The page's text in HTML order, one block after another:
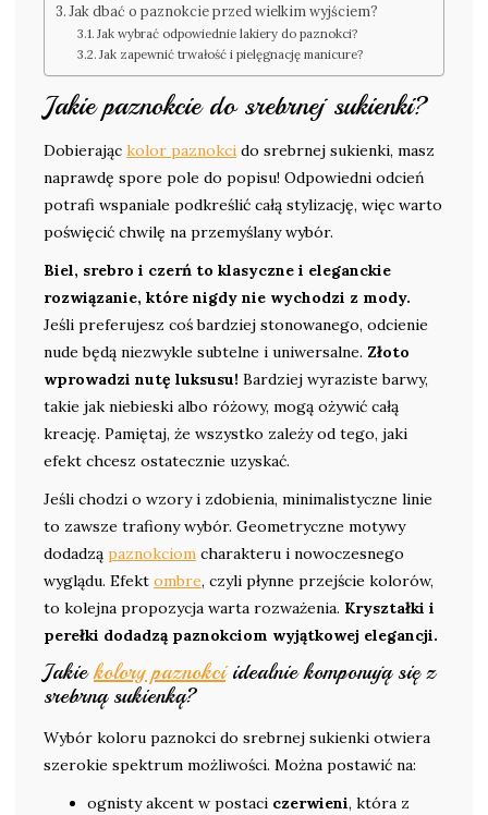
Jak dbać o paznokcie przed wielkim wyjściem?
Jak wybrać odpowiednie lakiery do paznokci?
Jak zapewnić trwałość i pielęgnację manicure?
Jakie paznokcie do srebrnej sukienki?
Dobierając kolor paznokci do srebrnej sukienki, masz
naprawdę spore pole do popisu! Odpowiedni odcień
potrafi wspaniale podkreślić całą stylizację, więc warto
poświęcić chwilę na przemyślany wybór.
Biel, srebro i czerń to klasyczne i eleganckie
rozwiązanie, które nigdy nie wychodzi z mody.
Jeśli preferujesz coś bardziej stonowanego, odcienie
nude będą niezwykle subtelne i uniwersalne. Złoto
wprowadzi nutę luksusu! Bardziej wyraziste barwy,
takie jak niebieski albo różowy, mogą ożywić całą
kreację. Pamiętaj, że wszystko zależy od tego, jaki
efekt chcesz ostatecznie uzyskać.
Jeśli chodzi o wzory i zdobienia, minimalistyczne linie
to zawsze trafiony wybór. Geometryczne motywy
dodadzą paznokciom charakteru i nowoczesnego
wyglądu. Efekt ombre, czyli płynne przejście kolorów,
to kolejna propozycja warta rozważenia. Kryształki i
perełki dodadzą paznokciom wyjątkowej elegancji.
Jakiekolory paznokciidealnie komponują się z
srebrną sukienką?
Wybór koloru paznokci do srebrnej sukienki otwiera
szerokie spektrum możliwości. Można postawić na:
ognisty akcent w postaci czerwieni, która z